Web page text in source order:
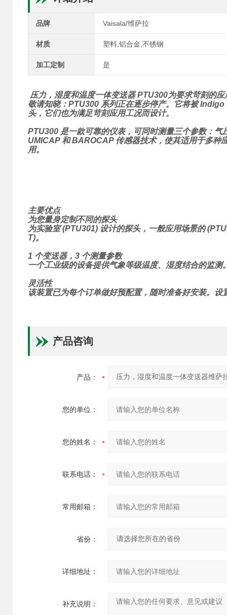
品牌 Vaisala/维萨拉
材质 塑料,铝合金,不锈钢
加工定制 是
压力，湿度和温度一体变送器 PTU300为要求苛刻的应
敬请知晓：PTU300 系列正在逐步停产。它将被
头，它们也为满足苛刻应用工况而设计。
PTU300 是一款可靠的仪表，可同时测量三个参数：
UMICAP 和 BAROCAP 传感器技术，使其适用于多种
用。
主要优点
为您量身定制不同的探头
为实验室 (PTU301) 设计的探头，一般应用场景的
T)。
1 个变送器，3 个测量参数
一个工业级的设备提供气象等级温度、湿度结合的监测
灵活性
该装置已为每个订单做好预配置，随时准备好安装。
产品咨询
产品：
您的单位：
您的姓名：
联系电话：
常用邮箱：
省份：
详细地址：
补充说明：